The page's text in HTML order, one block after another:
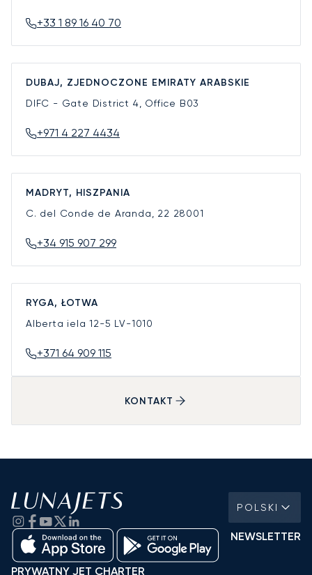
+33 1 89 16 40 70
DUBAJ, ZJEDNOCZONE EMIRATY ARABSKIE
DIFC - Gate District 4, Office B03
+971 4 227 4434
MADRYT, HISZPANIA
C. del Conde de Aranda, 22 28001
+34 915 907 299
RYGA, ŁOTWA
Alberta iela 12-5 LV-1010
+371 64 909 115
KONTAKT
POLSKI
NEWSLETTER
PRYWATNY JET CHARTER